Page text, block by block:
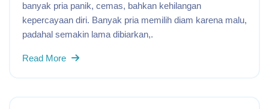
banyak pria panik, cemas, bahkan kehilangan
kepercayaan diri. Banyak pria memilih diam karena malu,
padahal semakin lama dibiarkan,.
Read More